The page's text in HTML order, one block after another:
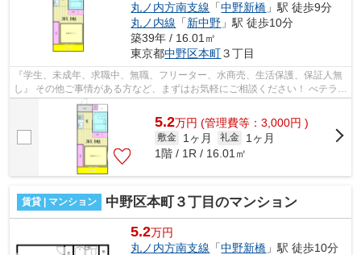
丸ノ内方南支線 「中野新橋 」駅 徒歩9分
丸ノ内線 「新中野 」駅 徒歩10分
築39年 / 16.01㎡
東京都中野区本町３丁目
『学生、未成年、求職中、無職、フリーター、水商売、生活保護、保証人無
し』 その他ご事情がある方など、まずはお気軽にご相談ください！ べテラン
スタッフが対応致しますのでご希望...
5.2万円 (管理費等：3,000円 )
敷金 1ヶ月 礼金
1ヶ月
1階 / 1R / 16.01㎡
賃貸 | マンション 中野区本町３丁目のマンション
5.2万円
丸ノ内方南支線 「中野新橋 」駅 徒歩10分